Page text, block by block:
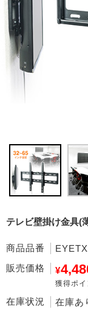
テレビ壁掛け金具(
商品品番
販売価格
¥
獲得ポ
在庫状況 在庫あ